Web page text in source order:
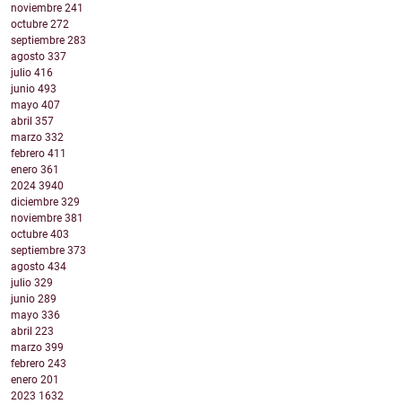
noviembre 241
octubre 272
septiembre 283
agosto 337
julio 416
junio 493
mayo 407
abril 357
marzo 332
febrero 411
enero 361
2024 3940
diciembre 329
noviembre 381
octubre 403
septiembre 373
agosto 434
julio 329
junio 289
mayo 336
abril 223
marzo 399
febrero 243
enero 201
2023 1632